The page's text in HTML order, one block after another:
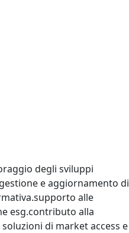
degli sviluppi
e aggiornamento di
alle
esg.contributo alla
di market access e